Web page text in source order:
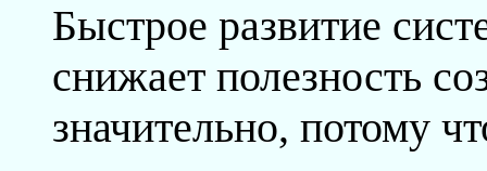
Быстрое развитие
снижает полезность
значительно, потому